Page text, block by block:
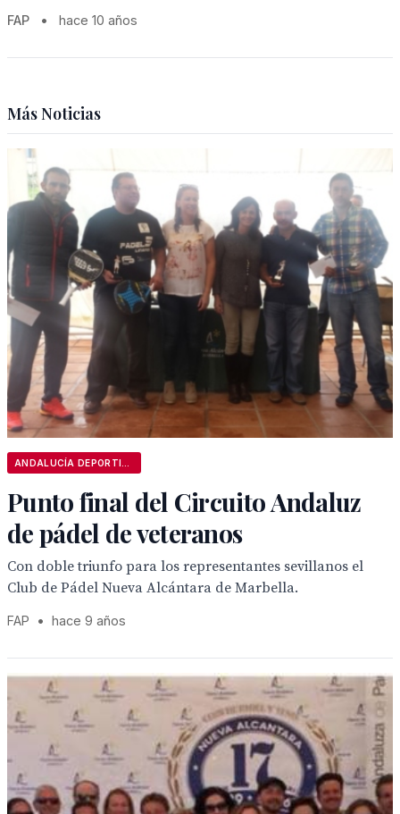
FAP • hace 10 años
Más Noticias
Punto final del Circuito Andaluz
de pádel de veteranos
Con doble triunfo para los representantes sevillanos el
Club de Pádel Nueva Alcántara de Marbella.
FAP • hace 9 años